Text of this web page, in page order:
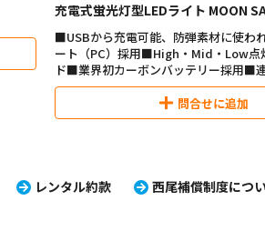
充電式蛍光灯型LEDライト MOON
セーバー）
■USBから充電可能、防弾素材に使わ
ート（PC）採用■High・Mid・Low点
ド■業界初カーボンバッテリー採用■
間（±5%）
問合せに追加
レンタル約款 西尾補償制度につ